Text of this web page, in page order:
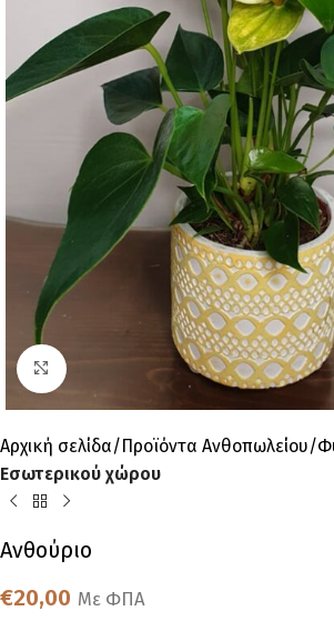
Click to enlarge
Αρχική σελίδα Προϊόντα Ανθοπωλείου
Εσωτερικού χώρου
Ανθούριο
€20,00 Με ΦΠΑ